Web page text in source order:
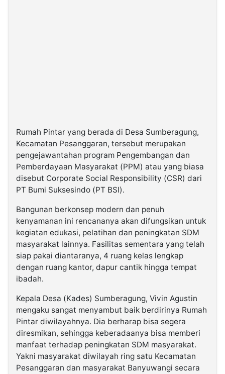
Rumah Pintar yang berada di Desa Sumberagung,
Kecamatan Pesanggaran, tersebut merupakan
pengejawantahan program Pengembangan dan
Pemberdayaan Masyarakat (PPM) atau yang biasa
disebut Corporate Social Responsibility (CSR) dari
PT Bumi Suksesindo (PT BSI).
Bangunan berkonsep modern dan penuh
kenyamanan ini rencananya akan difungsikan untuk
kegiatan edukasi, pelatihan dan peningkatan SDM
masyarakat lainnya. Fasilitas sementara yang telah
siap pakai diantaranya, 4 ruang kelas lengkap
dengan ruang kantor, dapur cantik hingga tempat
ibadah.
Kepala Desa (Kades) Sumberagung, Vivin Agustin
mengaku sangat menyambut baik berdirinya Rumah
Pintar diwilayahnya. Dia berharap bisa segera
diresmikan, sehingga keberadaanya bisa memberi
manfaat terhadap peningkatan SDM masyarakat.
Yakni masyarakat diwilayah ring satu Kecamatan
Pesanggaran dan masyarakat Banyuwangi secara